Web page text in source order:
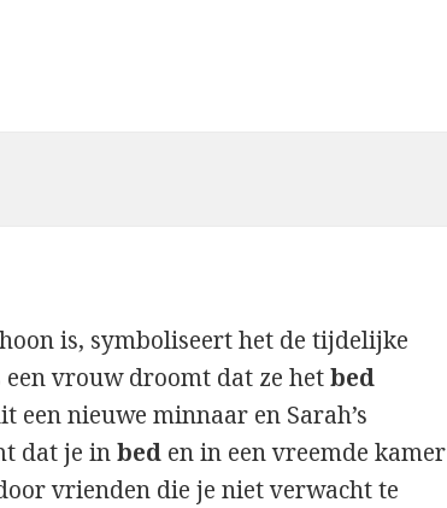
is, symboliseert het de tijdelijke
een vrouw droomt dat ze hetbed
nieuwe minnaar en Sarah’s
dat je inbed en in een vreemde kamer
vrienden die je niet verwacht te